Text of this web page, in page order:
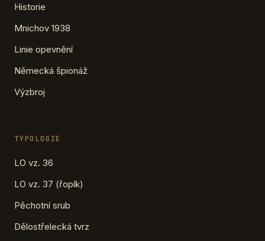
Historie
Mnichov 1938
Linie opevnění
Německá špionáž
Výzbroj
TYPOLOGIE
LO vz. 36
LO vz. 37 (řopík)
Pěchotní srub
Dělostřelecká tvrz